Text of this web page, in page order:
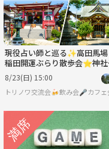
現役占い師と巡る✨高田馬
稲田開運ぶらり散歩会⭐神
中を散策でゆったり休日✨
歓迎⭐女性参加大歓迎
8/23(日) 15:00
トリノワ交流会🍻飲み会🎤カフェ